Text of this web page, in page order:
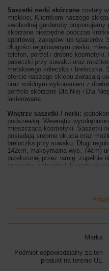
Saszetki nerki skórzane zostały
miękkiej. Klientkom naszego
swobodnej garderoby
skórzane niezbędne podczas
sportowej, zakupów lub spacerów.
długości regulowanym pasku,
telefon, portfel i drobne kosmetyki.
paseczki przy suwaku oraz
metalowego kółeczka / breloczka.
ofercie naszego sklepu zwracają
oraz solidnym wykonaniem z
portfele skórzane Dla Niej i Dla
lakierowane.
Wnętrze saszetki / nerki:
podszewką. Wewnątrz
mieszczącą kosmetyki. Saszetki
posiadają srebrne okucia oraz
breloczka przy suwaku. Długi
142cm, maksymalna wys. 74cm)
przełożonej przez ramię, zupełnie
spacerów, zakupów lub jazdy na
na górze), szerokość dna 8,5cm
Marka
Podmiot odpowiedzialny za ten
produkt na terenie UE